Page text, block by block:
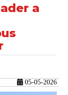
a
05-05-2026